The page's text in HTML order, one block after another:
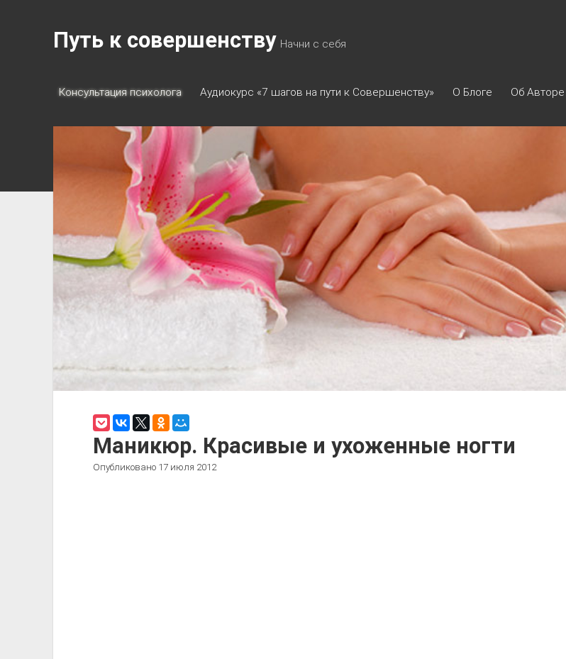
Путь к совершенству Начни с себя
Консультация психолога Аудиокурс «7 шагов на пути к Совершенству» О Блоге Об Авторе
Маникюр. Красивые и ухоженные ногти
Опубликовано 17 июля 2012